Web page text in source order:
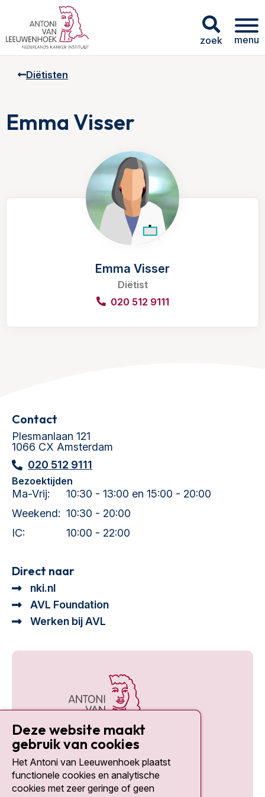
zoek menu
Diëtisten
Emma Visser
Emma Visser
Diëtist
020 512 9111
Contact
Plesmanlaan 121
1066 CX Amsterdam
020 512 9111
Bezoektijden
Ma-Vrij:
10:30 - 13:00 en 15:00 - 20:00
Weekend: 10:30 - 20:00
IC:
10:00 - 22:00
Direct naar
nki.nl
AVL Foundation
Werken bij AVL
Social media
Deze website maakt
gebruik van cookies
Het Antoni van Leeuwenhoek plaatst
functionele cookies en analytische
cookies met zeer geringe of geen